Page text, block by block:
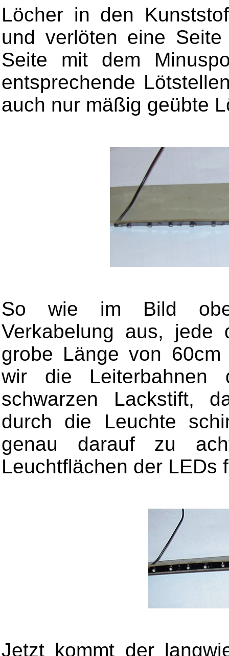
Löcher in den
und verlöten eine
Seite mit dem
entsprechende
auch nur mäßig geübte
So wie im Bild
Verkabelung aus,
grobe Länge von 60cm
wir die
schwarzen Lackstift,
durch die Leuchte
genau darauf zu
Leuchtflächen der LEDs
Jetzt kommt der